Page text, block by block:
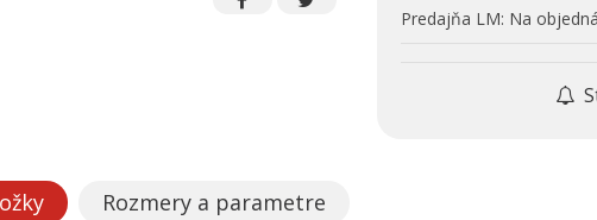
Predajňa LM: Na
Rozmery a parametre